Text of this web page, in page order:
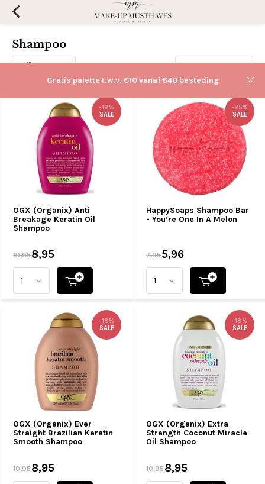
Gratis palette t.w.v. €10 vanaf €40 besteding
Shampoo
Filters
OGX (Organix) Anti
Breakage Keratin Oil
Shampoo
-18%
SALE
10,958,95
HappySoaps Shampoo Bar
- You’re One In A Melon
-25%
SALE
7,955,96
OGX (Organix) Ever
Straight Brazilian Keratin
Smooth Shampoo
-18%
SALE
10,958,95
OGX (Organix) Extra
Strength Coconut Miracle
Oil Shampoo
-18%
SALE
10,958,95